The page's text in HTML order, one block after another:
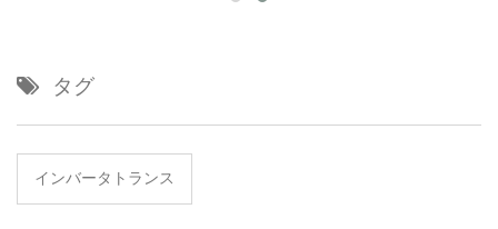
タグ
インバータトランス